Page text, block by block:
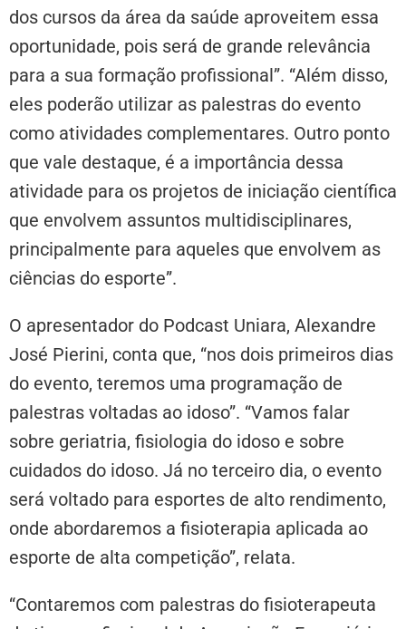
dos cursos da área da saúde aproveitem essa
oportunidade, pois será de grande relevância
para a sua formação profissional”. “Além disso,
eles poderão utilizar as palestras do evento
como atividades complementares. Outro ponto
que vale destaque, é a importância dessa
atividade para os projetos de iniciação científica
que envolvem assuntos multidisciplinares,
principalmente para aqueles que envolvem as
ciências do esporte”.
O apresentador do Podcast Uniara, Alexandre
José Pierini, conta que, “nos dois primeiros dias
do evento, teremos uma programação de
palestras voltadas ao idoso”. “Vamos falar
sobre geriatria, fisiologia do idoso e sobre
cuidados do idoso. Já no terceiro dia, o evento
será voltado para esportes de alto rendimento,
onde abordaremos a fisioterapia aplicada ao
esporte de alta competição”, relata.
“Contaremos com palestras do fisioterapeuta